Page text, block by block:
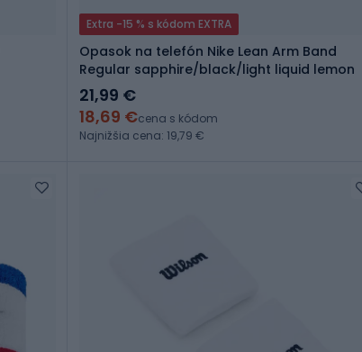
Extra -15 % s kódom EXTRA
Opasok na telefón Nike Lean Arm Band
Regular sapphire/black/light liquid lemon
21,99 €
18,69 €cena s kódom
Najnižšia cena: 19,79 €